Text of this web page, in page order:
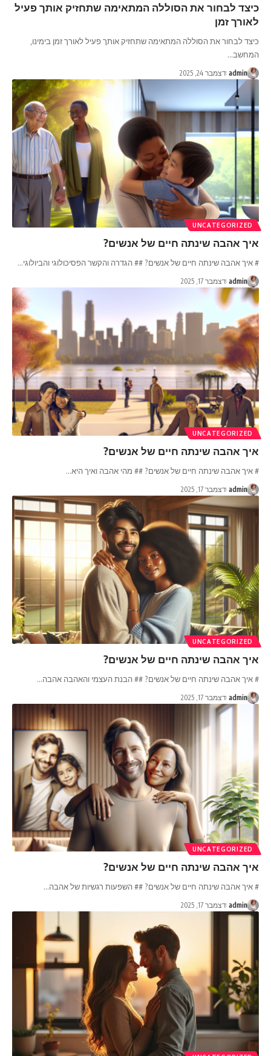
כיצד לבחור את הסוללה המתאימה שתחזיק אותך פעיל
לאורך זמן
כיצד לבחור את הסוללה המתאימה שתחזיק אותך פעיל לאורך זמן בימינו,
המחשב…
admin דצמבר 24, 2025
UNCATEGORIZED
איך אהבה שינתה חיים של אנשים?
# איך אהבה שינתה חיים של אנשים? ## הגדרה והקשר הפסיכולוגי והביולוגי…
admin דצמבר 17, 2025
UNCATEGORIZED
איך אהבה שינתה חיים של אנשים?
# איך אהבה שינתה חיים של אנשים? ## מהי אהבה ואיך היא…
admin דצמבר 17, 2025
UNCATEGORIZED
איך אהבה שינתה חיים של אנשים?
# איך אהבה שינתה חיים של אנשים? ## הבנת העצמי והאהבה אהבה…
admin דצמבר 17, 2025
UNCATEGORIZED
איך אהבה שינתה חיים של אנשים?
# איך אהבה שינתה חיים של אנשים? ## השפעות רגשיות של אהבה…
admin דצמבר 17, 2025